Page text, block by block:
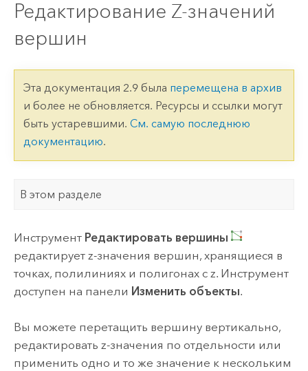
Редактирование Z-значений
вершин
Эта документация 2.9 была перемещена в архив
и более не обновляется. Ресурсы и ссылки могут
быть устаревшими. См. самую последнюю
документацию.
В этом разделе
Инструмент Редактировать вершины
редактирует z-значения вершин, хранящиеся в
точках, полилиниях и полигонах с z. Инструмент
доступен на панели Изменить объекты.
Вы можете перетащить вершину вертикально,
редактировать z-значения по отдельности или
применить одно и то же значение к нескольким